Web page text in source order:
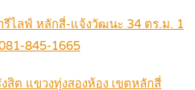
ไลฟ์ หลักสี่-แจ้งวัฒนะ 34 ตร.ม. 1
845-1665
สิต แขวงทุ่งสองห้อง เขตหลักสี่